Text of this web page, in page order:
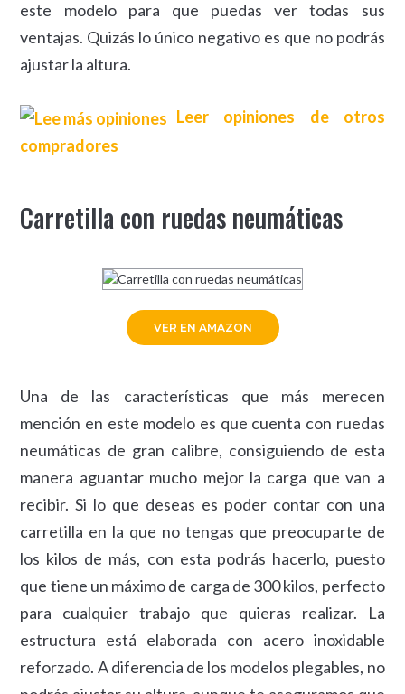
este modelo para que puedas ver todas sus
ventajas. Quizás lo único negativo es que no podrás
ajustar la altura.
Leer opiniones de otros
compradores
Carretilla con ruedas neumáticas
VER EN AMAZON
Una de las características que más merecen
mención en este modelo es que cuenta con ruedas
neumáticas de gran calibre, consiguiendo de esta
manera aguantar mucho mejor la carga que van a
recibir. Si lo que deseas es poder contar con una
carretilla en la que no tengas que preocuparte de
los kilos de más, con esta podrás hacerlo, puesto
que tiene un máximo de carga de 300 kilos, perfecto
para cualquier trabajo que quieras realizar. La
estructura está elaborada con acero inoxidable
reforzado. A diferencia de los modelos plegables, no